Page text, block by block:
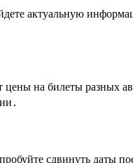
актуальную
цены на билеты разных
сдвинуть даты